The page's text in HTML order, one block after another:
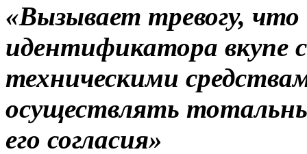
«Вызывает тревогу, что
идентификатора вкупе
техническими
осуществлять
его согласия»